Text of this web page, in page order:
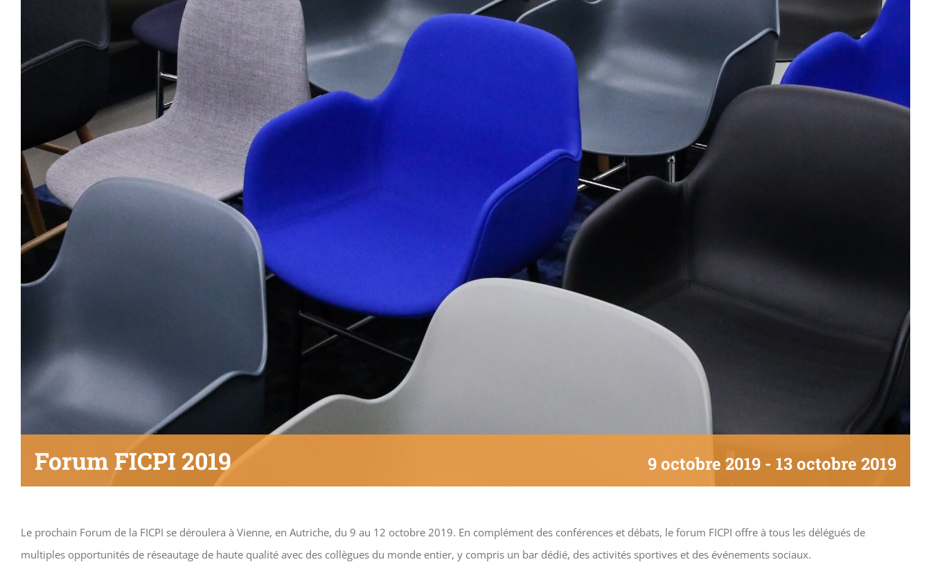
Forum FICPI 2019 9 octobre 2019 - 13 octobre 2019
Le prochain Forum de la FICPI se déroulera à Vienne, en Autriche, du 9 au 12 octobre 2019. En complément des conférences et débats, le forum FICPI offre à tous les délégués de
multiples opportunités de réseautage de haute qualité avec des collègues du monde entier, y compris un bar dédié, des activités sportives et des événements sociaux.